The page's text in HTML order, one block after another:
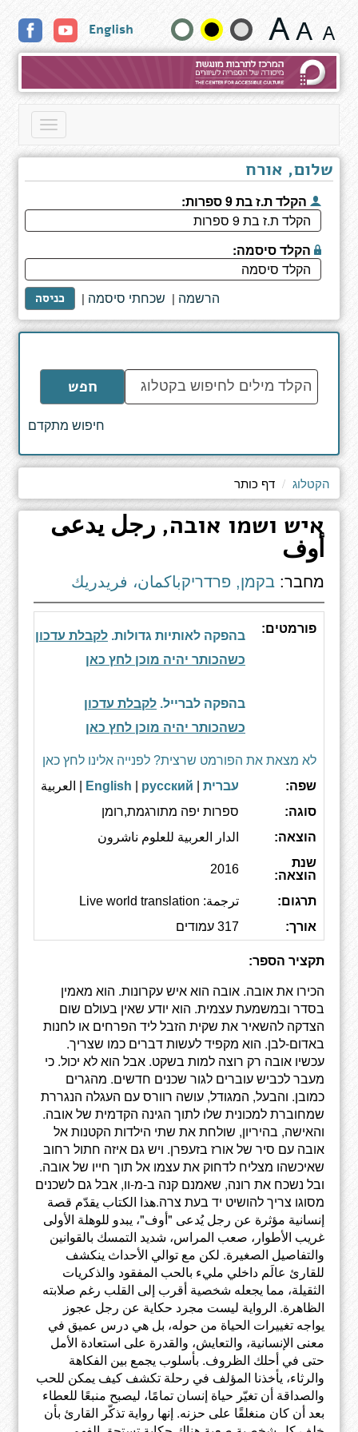
ושמו
אובה
שנה
גודל
טקסט
English
Toggle
שלום, אורח
הקלד ת.ז בת 9 ספרות:
הקלד סיסמה:
כניסה | שכחתי סיסמה | הרשמה
הקלד
מילים
לחיפוש
חפש
חיפוש מתקדם
הקטלוג דף כותר
איש ושמו אובה, رجل يدعى
أوف
מחבר:בקמן, פרדריקباكمان، فريدريك
פורמטים:
בהפקה לאותיות גדולות. לקבלת עדכון
כשהכותר יהיה מוכן לחץ כאן
בהפקה לברייל. לקבלת עדכון
כשהכותר יהיה מוכן לחץ כאן
לא מצאת את הפורמט שרצית? לפנייה אלינו לחץ כאן
שפה:
עברית|
English русский
| العربية
סוגה:
ספרות יפה מתורגמת,רומן
הוצאה:
الدار العربية للعلوم ناشرون
שנת
הוצאה:
2016
תרגום:
ترجمة: Live world translation
אורך:
317 עמודים
תקציר הספר:
הכירו את אובה. אובה הוא איש עקרונות. הוא מאמין
בסדר ובמשמעת עצמית. הוא יודע שאין בעולם שום
הצדקה להשאיר את שקית הזבל ליד הפרחים או לחנות
באדום-לבן. הוא מקפיד לעשות דברים כמו שצריך.
עכשיו אובה רק רוצה למות בשקט. אבל הוא לא יכול. כי
מעבר לכביש עוברים לגור שכנים חדשים. מהגרים
כמובן. והבעל, המגודל, עושה רוורס עם העגלה הנגררת
שמחוברת למכונית שלו לתוך הגינה הקדמית של אובה.
והאישה, בהיריון, שולחת את שתי הילדות הקטנות אל
אובה עם סיר של אורז בזעפרן. ויש גם איזה חתול רחוב
שאיכשהו מצליח לדחוק את עצמו אל תוך חייו של אובה.
ובל נשכח את רונה, שאמנם קנה ב-מ-וו, אבל גם לשכנים
מסוגו צריך להושיט יד בעת צרה.هذا الكتاب يقدّم قصة
إنسانية مؤثرة عن رجل يُدعى "أوف"، يبدو للوهلة الأولى
غريب الأطوار، صعب المراس، شديد التمسك بالقوانين
والتفاصيل الصغيرة. لكن مع توالي الأحداث ينكشف
للقارئ عالَم داخلي مليء بالحب المفقود والذكريات
الثقيلة، مما يجعله شخصية أقرب إلى القلب رغم صلابته
الظاهرة. الرواية ليست مجرد حكاية عن رجل عجوز
يواجه تغييرات الحياة من حوله، بل هي درس عميق في
معنى الإنسانية، والتعايش، والقدرة على استعادة الأمل
حتى في أحلك الظروف. بأسلوب يجمع بين الفكاهة
والرثاء، يأخذنا المؤلف في رحلة تكشف كيف يمكن للحب
والصداقة أن تغيّر حياة إنسان تمامًا، ليصبح منبعًا للعطاء
بعد أن كان منغلقًا على حزنه. إنها رواية تذكّر القارئ بأن